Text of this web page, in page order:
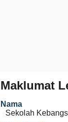
Maklumat
Nama
Sekolah